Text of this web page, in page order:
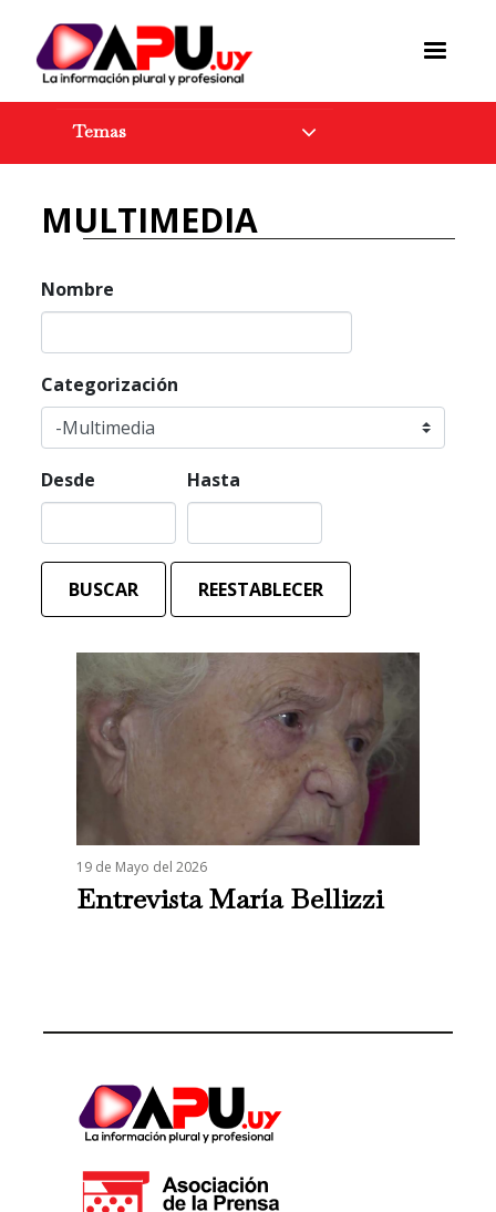
Temas
MULTIMEDIA
Nombre
Categorización
Desde Hasta
BUSCAR REESTABLECER
19 de Mayo del 2026
Entrevista María Bellizzi